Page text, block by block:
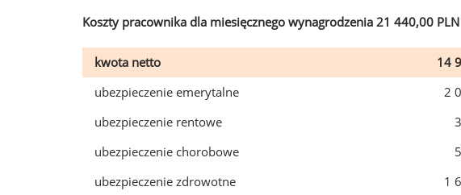
Koszty pracownika dla miesięcznego wynagrodzenia 21 440,00
kwota netto
14
ubezpieczenie emerytalne
2
ubezpieczenie rentowe
ubezpieczenie chorobowe
ubezpieczenie zdrowotne
1